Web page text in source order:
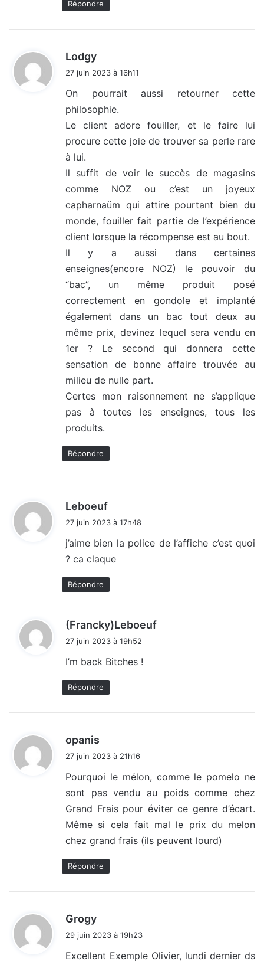
Répondre
Lodgy
i
:
27 juin 2023 à 16h11
On pourrait aussi retourner cette
philosophie.
Le client adore fouiller, et le faire lui
procure cette joie de trouver sa perle rare
à lui.
Il suffit de voir le succès de magasins
comme NOZ ou c’est un joyeux
capharnaüm qui attire pourtant bien du
monde, fouiller fait partie de l’expérience
client lorsque la récompense est au bout.
Il y a aussi dans certaines
enseignes(encore NOZ) le pouvoir du
“bac”, un même produit posé
correctement en gondole et implanté
également dans un bac tout deux au
même prix, devinez lequel sera vendu en
1er ? Le second qui donnera cette
sensation de bonne affaire trouvée au
milieu de nulle part.
Certes mon raisonnement ne s’applique
pas à toutes les enseignes, tous les
produits.
Répondre
Leboeuf
i
:
27 juin 2023 à 17h48
j’aime bien la police de l’affiche c’est quoi
? ca claque
Répondre
(Francky)Leboeuf
27 juin 2023 à 19h52
I’m back Bitches !
Répondre
opanis
i
:
27 juin 2023 à 21h16
Pourquoi le mélon, comme le pomelo ne
sont pas vendu au poids comme chez
Grand Frais pour éviter ce genre d’écart.
Même si cela fait mal le prix du melon
chez grand frais (ils peuvent lourd)
Répondre
Grogy
29 juin 2023 à 19h23
Excellent Exemple Olivier, lundi dernier ds